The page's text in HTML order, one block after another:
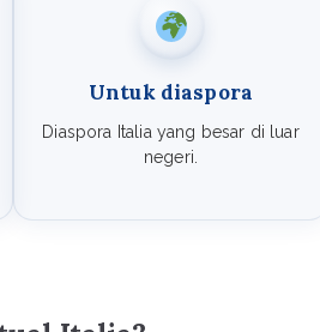
Untuk diaspora
Diaspora Italia yang besar di luar
negeri.